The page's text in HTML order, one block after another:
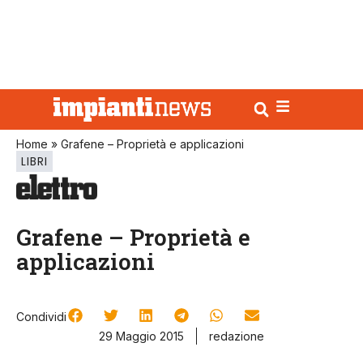
Home » Grafene – Proprietà e applicazioni
LIBRI
Grafene – Proprietà e
applicazioni
Condividi
29 Maggio 2015
redazione